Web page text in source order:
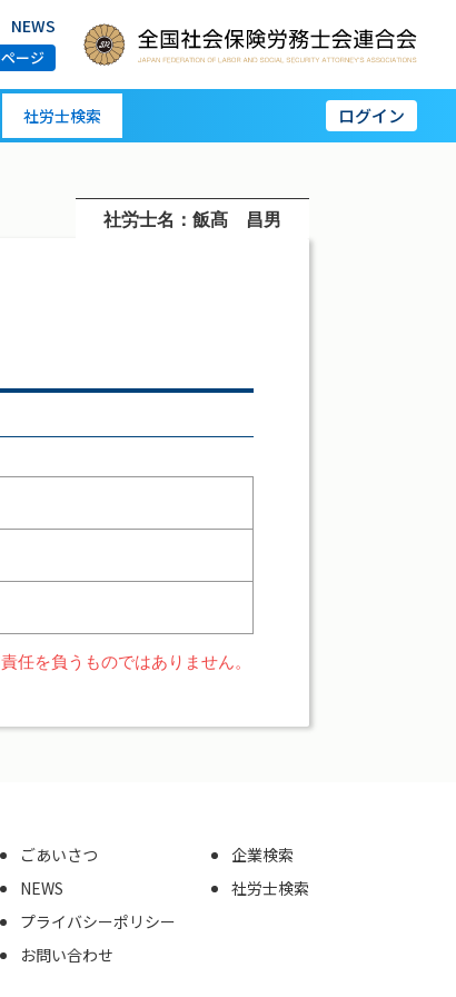
NEWS
ージ
社労士検索 ログイン
社労士名：飯髙 昌男
を負うものではありません。
ごあいさつ
NEWS
プライバシーポリシー
お問い合わせ
企業検索
社労士検索